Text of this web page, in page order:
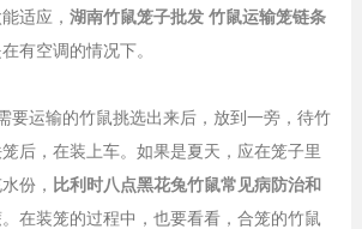
适应， 湖南竹鼠笼子批发 竹鼠运输笼链条
有空调的情况下。
要运输的竹鼠挑选出来后，放到一旁，待竹
后，在装上车。如果是夏天，应在笼子里
份， 比利时八点黑花兔竹鼠常见病防治和
在装笼的过程中，也要看看，合笼的竹鼠